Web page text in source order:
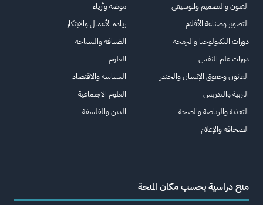
الفنون والتصميم والموسيقى
التصوير وصناعة الأفلام
دورات التكنولوجيا والبرمجة
دورات علم النفس
القانون وحقوق الإنسان والجندر
التربية والتدريس
التغذية والرياضة والصحة
الصحافة والإعلام
موضة وأزياء
ريادة الأعمال والابتكار
الضيافة والسياحة
العلوم
السياسة والاقتصاد
العلوم الاجتماعية
الدين والفلسفة
منح دراسية بحسب مكان المنحة